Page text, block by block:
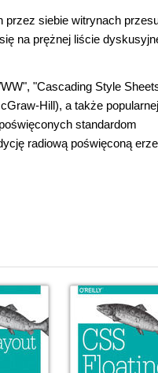
przez siebie witrynach
na prężnej liście
, "Cascading Style
Hill), a także popularnej
standardom
radiową poświęconą